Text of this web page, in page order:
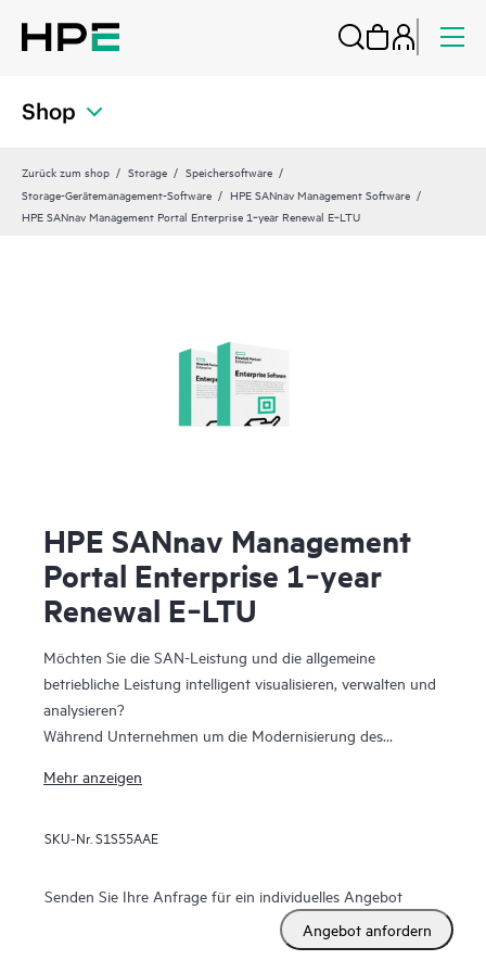
Shop
Zurück zum shop Storage
Speichersoftware
Storage-Gerätemanagement-Software
HPE SANnav Management Software
HPE SANnav Management Portal Enterprise 1‑year Renewal E‑LTU
HPE SANnav Management
Portal Enterprise 1‑year
Renewal E‑LTU
Möchten Sie die SAN-Leistung und die allgemeine
betriebliche Leistung intelligent visualisieren, verwalten und
analysieren?
Während Unternehmen um die Modernisierung des
Transformation zu unterstützen, entwickeln sich die
Anwendungen aufnehmen zu können. Administratoren
Leistung von SANs effizient zu visualisieren und zu
verwalten. Die HPE SANnav Management Software ist die
nächste Generation der SAN Management-
Mehr anzeigen
SKU-Nr. S1S55AAE
Senden Sie Ihre Anfrage für ein individuelles Angebot
Angebot anfordern